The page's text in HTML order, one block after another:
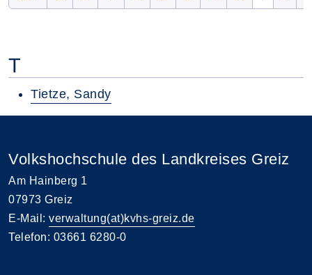
T
Tietze, Sandy
Volkshochschule des Landkreises Greiz
Am Hainberg 1
07973 Greiz
E-Mail: verwaltung(at)kvhs-greiz.de
Telefon: 03661 6280-0